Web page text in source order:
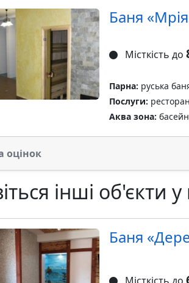
Баня
Місткість до
Парна: руська
Послуги:
Аква зона:
оцінок
інші об'єкти
Баня